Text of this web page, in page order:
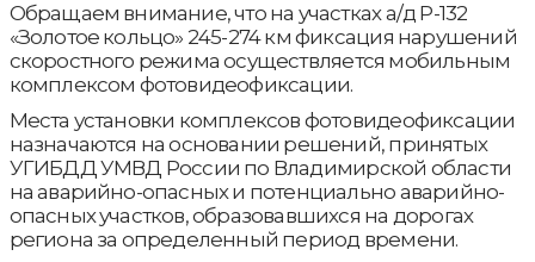
Обращаем внимание, что на участках а/д Р-132
«Золотое кольцо» 245-274 км фиксация нарушений
скоростного режима осуществляется мобильным
комплексом фотовидеофиксации.
Места установки комплексов фотовидеофиксации
назначаются на основании решений, принятых
УГИБДД УМВД России по Владимирской области
на аварийно-опасных и потенциально аварийно-
опасных участков, образовавшихся на дорогах
региона за определенный период времени.